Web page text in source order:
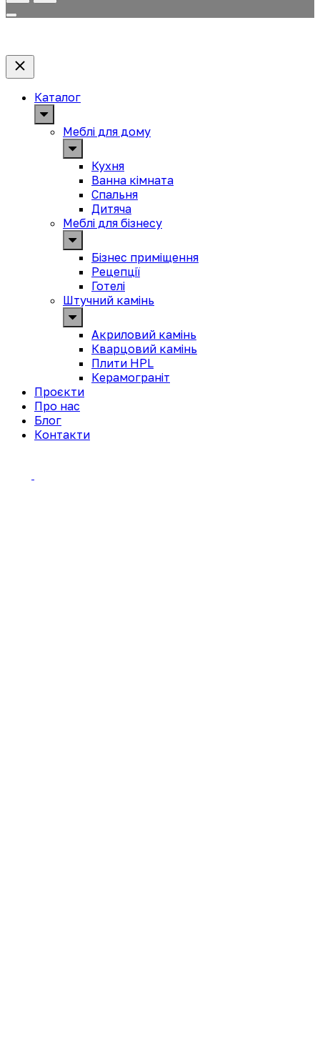
Каталог
Меблі для дому
Кухня
Ванна кімната
Спальня
Дитяча
Меблі для бізнесу
Бізнес приміщення
Рецепції
Готелі
Штучний камінь
Акриловий камінь
Кварцовий камінь
Плити HPL
Керамограніт
Проєкти
Про нас
Блог
Контакти